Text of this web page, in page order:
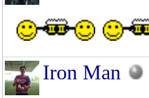
Iron Man